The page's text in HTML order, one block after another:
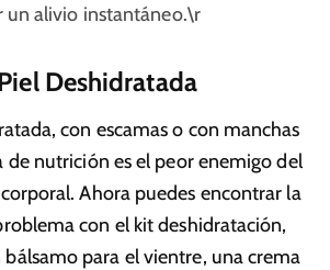
un alivio instantáneo.\r
Deshidratada
con escamas o con manchas
de nutrición es el peor enemigo del
Ahora puedes encontrar la
con el kit deshidratación,
para el vientre, una crema